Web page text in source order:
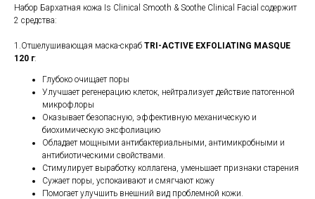
Набор Бархатная кожа Is Clinical Smooth & Soothe Clinical Facial содержит
2 средства:
1.Отшелушивающая маска-скраб TRI-ACTIVE EXFOLIATING MASQUE
120 г:
Глубоко очищает поры
Улучшает регенерацию клеток, нейтрализует действие патогенной
микрофлоры
Оказывает безопасную, эффективную механическую и
биохимическую эксфолиацию
Обладает мощными антибактериальными, антимикробными и
антибиотическими свойствами.
Стимулирует выработку коллагена, уменьшает признаки старения
Сужает поры, успокаивают и смягчают кожу
Помогает улучшить внешний вид проблемной кожи.